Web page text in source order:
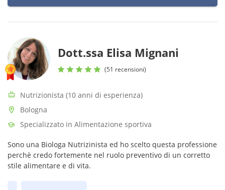
Dott.ssa Elisa Mignani
(51 recensioni)
Nutrizionista (10 anni di esperienza)
Bologna
Specializzato in Alimentazione sportiva
Sono una Biologa Nutrizinista ed ho scelto questa professione
perchè credo fortemente nel ruolo preventivo di un corretto
stile alimentare e di vita.